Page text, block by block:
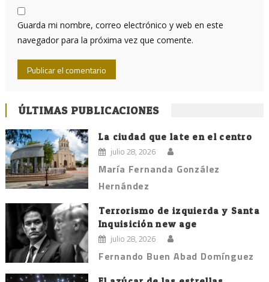
Guarda mi nombre, correo electrónico y web en este
navegador para la próxima vez que comente.
ÚLTIMAS PUBLICACIONES
La ciudad que late en el centro
julio 28, 2026
María Fernanda González
Hernández
Terrorismo de izquierda y Santa
Inquisición new age
julio 28, 2026
Fernando Buen Abad Domínguez